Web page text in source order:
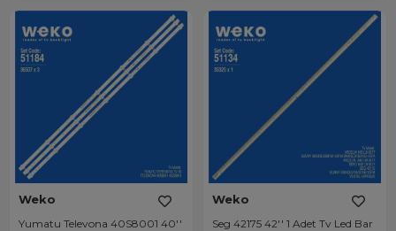
Weko
Yumatu Televona 40S8001 40''
Weko
Seg 42175 42'' 1 Adet Tv Led Bar